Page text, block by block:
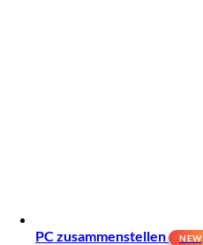
PC zusammenstellen NEW